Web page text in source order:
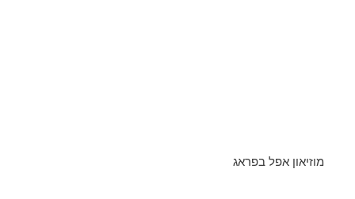
מוזיאון אפל בפראג